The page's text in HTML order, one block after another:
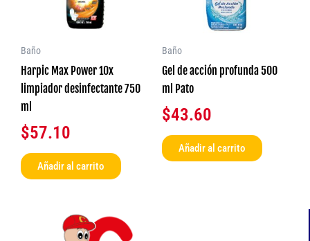
Baño
Harpic Max Power 10x
limpiador desinfectante 750
ml
$57.10
Añadir al carrito
Baño
Gel de acción profunda 500
ml Pato
$43.60
Añadir al carrito